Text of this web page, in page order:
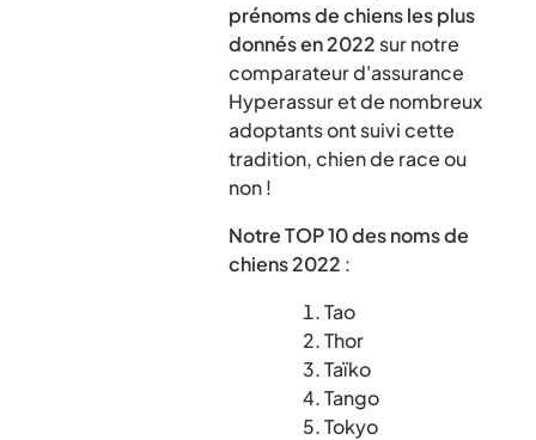
prénoms de chiens les plus
donnés en 2022 sur notre
comparateur d'assurance
Hyperassur et de nombreux
adoptants ont suivi cette
tradition, chien de race ou
non !
Notre TOP 10 des noms de
chiens2022 :
Tao
Thor
Taïko
Tango
Tokyo